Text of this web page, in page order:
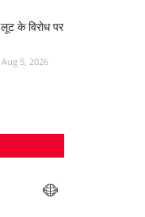
के विरोध पर
Aug 5, 2026